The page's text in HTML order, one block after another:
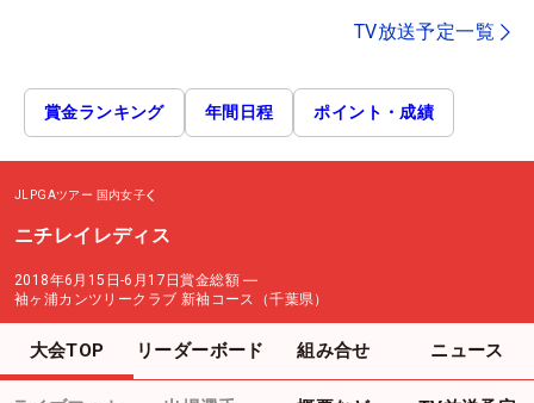
TV放送予定一覧
賞金ランキング 年間日程 ポイント・成績
JLPGAツアー 国内女子
ニチレイレディス
2018年6月15日-6月17日賞金総額 ―
袖ヶ浦カンツリークラブ 新袖コース（千葉県）
大会TOP リーダーボード 組み合せ ニュース